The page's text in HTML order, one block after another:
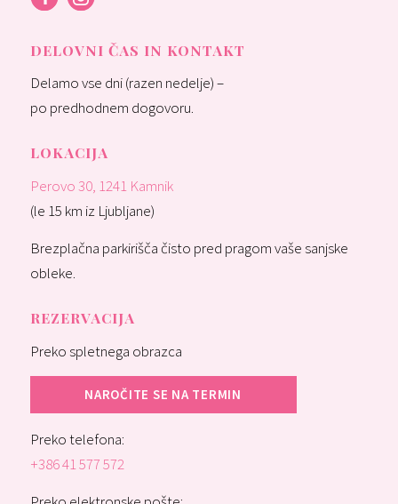
DELOVNI ČAS IN KONTAKT
Delamo vse dni (razen nedelje) –
po predhodnem dogovoru.
LOKACIJA
Perovo 30, 1241 Kamnik
(le 15 km iz Ljubljane)
Brezplačna parkirišča čisto pred pragom vaše sanjske
obleke.
REZERVACIJA
Preko spletnega obrazca
NAROČITE SE NA TERMIN
Preko telefona:
+386 41 577 572